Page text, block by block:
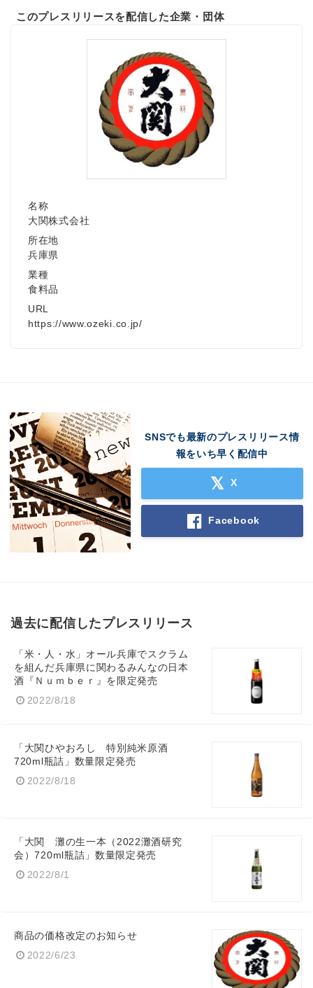
このプレスリリースを配信した企業・団体
名称
大関株式会社
所在地
兵庫県
業種
食料品
URL
https://www.ozeki.co.jp/
SNSでも最新のプレスリリース情
報をいち早く配信中
X
Facebook
過去に配信したプレスリリース
「米・人・水」オール兵庫でスクラム
を組んだ兵庫県に関わるみんなの日本
酒『Ｎｕｍｂｅｒ』を限定発売
2022/8/18
「大関ひやおろし 特別純米原酒
720ml瓶詰」数量限定発売
2022/8/18
「大関 灘の生一本（2022灘酒研究
会）720ml瓶詰」数量限定発売
2022/8/1
商品の価格改定のお知らせ
2022/6/23